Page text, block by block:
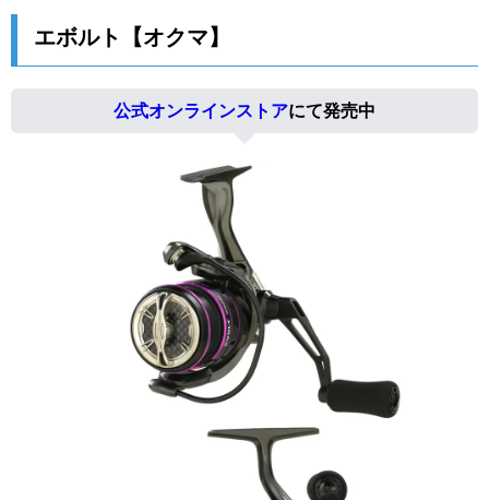
エボルト【オクマ】
公式オンラインストアにて発売中